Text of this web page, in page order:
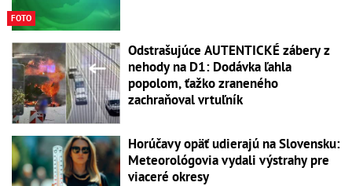
FOTO
Odstrašujúce AUTENTICKÉ zábery z
nehody na D1: Dodávka ľahla
popolom, ťažko zraneného
zachraňoval vrtuľník
Horúčavy opäť udierajú na Slovensku:
Meteorológovia vydali výstrahy pre
viaceré okresy